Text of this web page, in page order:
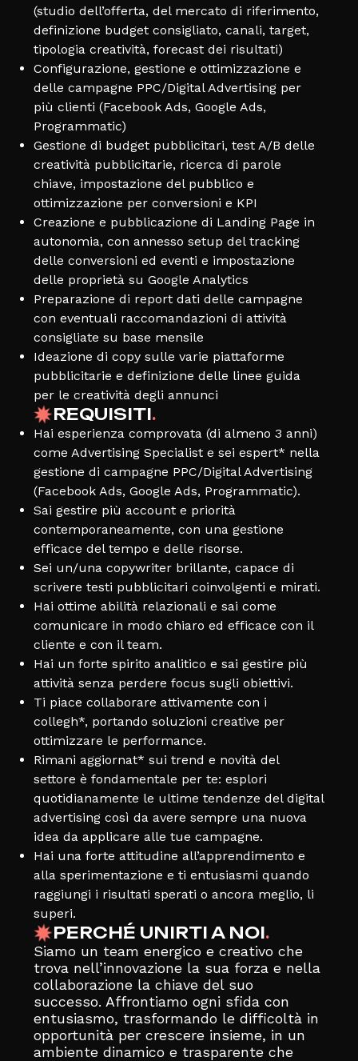
(studio dell’offerta, del mercato di riferimento,
definizione budget consigliato, canali, target,
tipologia creatività, forecast dei risultati)
Configurazione, gestione e ottimizzazione e
delle campagne PPC/Digital Advertising per
più clienti (Facebook Ads, Google Ads,
Programmatic)
Gestione di budget pubblicitari, test A/B delle
creatività pubblicitarie, ricerca di parole
chiave, impostazione del pubblico e
ottimizzazione per conversioni e KPI
Creazione e pubblicazione di Landing Page in
autonomia, con annesso setup del tracking
delle conversioni ed eventi e impostazione
delle proprietà su Google Analytics
Preparazione di report dati delle campagne
con eventuali raccomandazioni di attività
consigliate su base mensile
Ideazione di copy sulle varie piattaforme
pubblicitarie e definizione delle linee guida
per le creatività degli annunci
REQUISITI.
Hai esperienza comprovata (di almeno 3 anni)
come Advertising Specialist e sei espert* nella
gestione di campagne PPC/Digital Advertising
(Facebook Ads, Google Ads, Programmatic).
Sai gestire più account e priorità
contemporaneamente, con una gestione
efficace del tempo e delle risorse.
Sei un/una copywriter brillante, capace di
scrivere testi pubblicitari coinvolgenti e mirati.
Hai ottime abilità relazionali e sai come
comunicare in modo chiaro ed efficace con il
cliente e con il team.
Hai un forte spirito analitico e sai gestire più
attività senza perdere focus sugli obiettivi.
Ti piace collaborare attivamente con i
collegh*, portando soluzioni creative per
ottimizzare le performance.
Rimani aggiornat* sui trend e novità del
settore è fondamentale per te: esplori
quotidianamente le ultime tendenze del digital
advertising così da avere sempre una nuova
idea da applicare alle tue campagne.
Hai una forte attitudine all’apprendimento e
alla sperimentazione e ti entusiasmi quando
raggiungi i risultati sperati o ancora meglio, li
superi.
PERCHÉ UNIRTI A NOI.
Siamo un team energico e creativo che
trova nell’innovazione la sua forza e nella
collaborazione la chiave del suo
successo. Affrontiamo ogni sfida con
entusiasmo, trasformando le difficoltà in
opportunità per crescere insieme, in un
ambiente dinamico e trasparente che